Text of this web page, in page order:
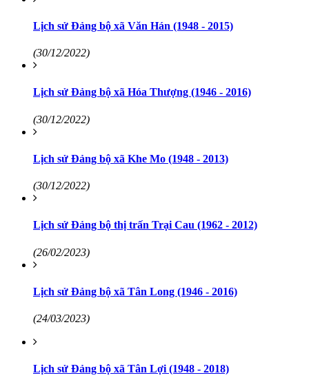
Lịch sử Đảng bộ xã Văn Hán (1948 - 2015)
(30/12/2022)
Lịch sử Đảng bộ xã Hóa Thượng (1946 - 2016)
(30/12/2022)
Lịch sử Đảng bộ xã Khe Mo (1948 - 2013)
(30/12/2022)
Lịch sử Đảng bộ thị trấn Trại Cau (1962 - 2012)
(26/02/2023)
Lịch sử Đảng bộ xã Tân Long (1946 - 2016)
(24/03/2023)
Lịch sử Đảng bộ xã Tân Lợi (1948 - 2018)